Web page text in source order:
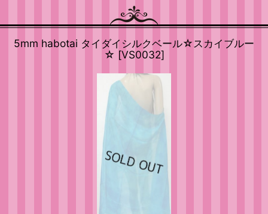
5mm habotai タイダイシルクベール☆スカイブルー
☆ [VS0032]